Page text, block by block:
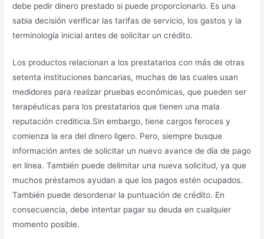
debe pedir dinero prestado si puede proporcionarlo. Es una
sabia decisión verificar las tarifas de servicio, los gastos y la
terminología inicial antes de solicitar un crédito.
Los productos relacionan a los prestatarios con más de otras
setenta instituciones bancarias, muchas de las cuales usan
medidores para realizar pruebas económicas, que pueden ser
terapéuticas para los prestatarios que tienen una mala
reputación crediticia.Sin embargo, tiene cargos feroces y
comienza la era del dinero ligero. Pero, siempre busque
información antes de solicitar un nuevo avance de día de pago
en línea. También puede delimitar una nueva solicitud, ya que
muchos préstamos ayudan a que los pagos estén ocupados.
También puede desordenar la puntuación de crédito. En
consecuencia, debe intentar pagar su deuda en cualquier
momento posible.